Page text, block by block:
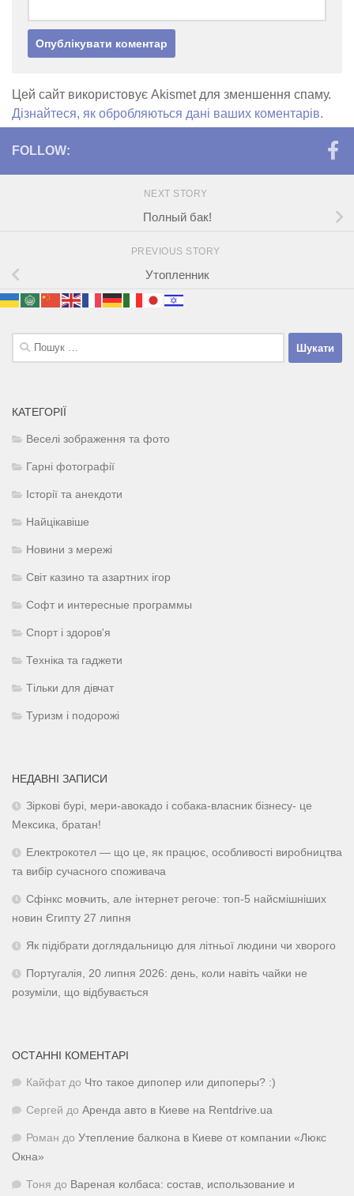
Цей сайт використовує Akismet для зменшення спаму.
Дізнайтеся, як обробляються дані ваших коментарів.
FOLLOW:
NEXT STORY
Полный бак!
PREVIOUS STORY
Утопленник
Пошук:
КАТЕГОРІЇ
Веселі зображення та фото
Гарні фотографії
Історії та анекдоти
Найцікавіше
Новини з мережі
Світ казино та азартних ігор
Софт и интересные программы
Спорт і здоров'я
Техніка та гаджети
Тільки для дівчат
Туризм і подорожі
НЕДАВНІ ЗАПИСИ
Зіркові бурі, мери-авокадо і собака-власник бізнесу- це
Мексика, братан!
Електрокотел — що це, як працює, особливості виробництва
та вибір сучасного споживача
Сфінкс мовчить, але інтернет регоче: топ-5 найсмішніших
новин Єгипту 27 липня
Як підібрати доглядальницю для літньої людини чи хворого
Португалія, 20 липня 2026: день, коли навіть чайки не
розуміли, що відбувається
ОСТАННІ КОМЕНТАРІ
Кайфат до Что такое дипопер или дипоперы? :)
Сергей до Аренда авто в Киеве на Rentdrive.ua
Роман до Утепление балкона в Киеве от компании «Люкс
Окна»
Тоня до Вареная колбаса: состав, использование и